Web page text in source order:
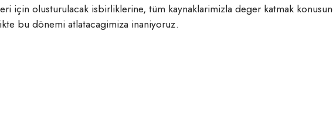
için olusturulacak isbirliklerine, tüm kaynaklarimizla deger katmak
bu dönemi atlatacagimiza inaniyoruz.